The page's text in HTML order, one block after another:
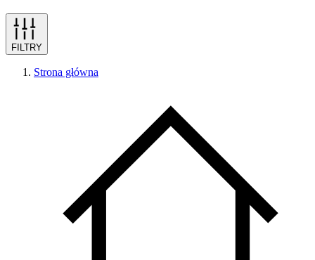
FILTRY
Strona główna